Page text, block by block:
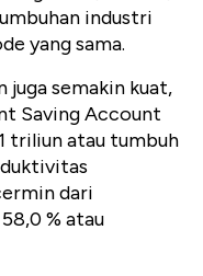
industri
yang sama.
juga semakin kuat,
Saving Account
triliun atau tumbuh
dari
% atau